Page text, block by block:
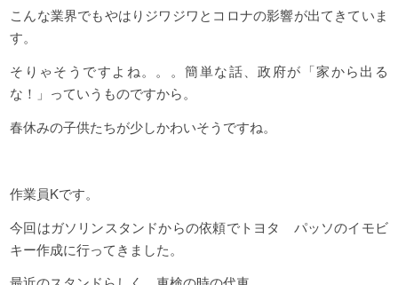
こんな業界でもやはりジワジワとコロナの影響が出てきていま
す。
そりゃそうですよね。。。簡単な話、政府が「家から出る
な！」っていうものですから。
春休みの子供たちが少しかわいそうですね。
作業員Kです。
今回はガソリンスタンドからの依頼でトヨタ パッソのイモビ
キー作成に行ってきました。